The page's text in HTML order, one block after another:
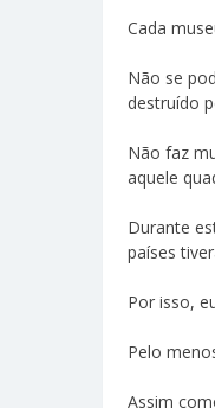
Cada
Não se
destruído
Não faz
aquele
Durante
países
Por isso,
Pelo
Assim